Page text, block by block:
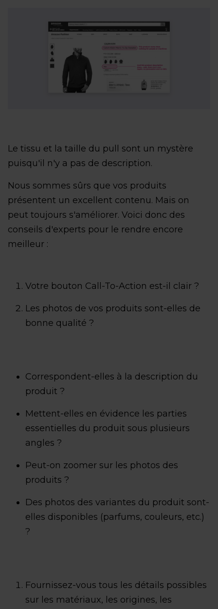
Le tissu et la taille du pull sont un mystère
puisqu'il n'y a pas de description.
Nous sommes sûrs que vos produits
présentent un excellent contenu. Mais on
peut toujours s'améliorer. Voici donc des
conseils d'experts pour le rendre encore
meilleur :
Votre bouton Call-To-Action est-il clair ?
Les photos de vos produits sont-elles de
bonne qualité ?
Correspondent-elles à la description du
produit ?
Mettent-elles en évidence les parties
essentielles du produit sous plusieurs
angles ?
Peut-on zoomer sur les photos des
produits ?
Des photos des variantes du produit sont-
elles disponibles (parfums, couleurs, etc.)
?
Fournissez-vous tous les détails possibles
sur les matériaux, les origines, les